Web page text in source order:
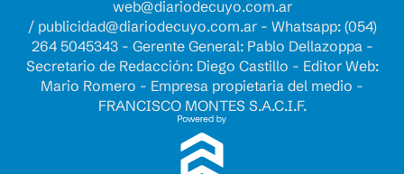
web@diariodecuyo.com.ar
/ publicidad@diariodecuyo.com.ar- Whatsapp: (054)
264 5045343 - Gerente General: Pablo Dellazoppa -
Secretario de Redacción: Diego Castillo - Editor Web:
Mario Romero - Empresa propietaria del medio -
FRANCISCO MONTES S.A.C.I.F.